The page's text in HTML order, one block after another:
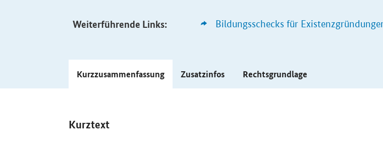
Weiterführende Links: Bildungsschecks für
Kurzzusammenfassung Zusatzinfos Rechtsgrundlage
Kurztext